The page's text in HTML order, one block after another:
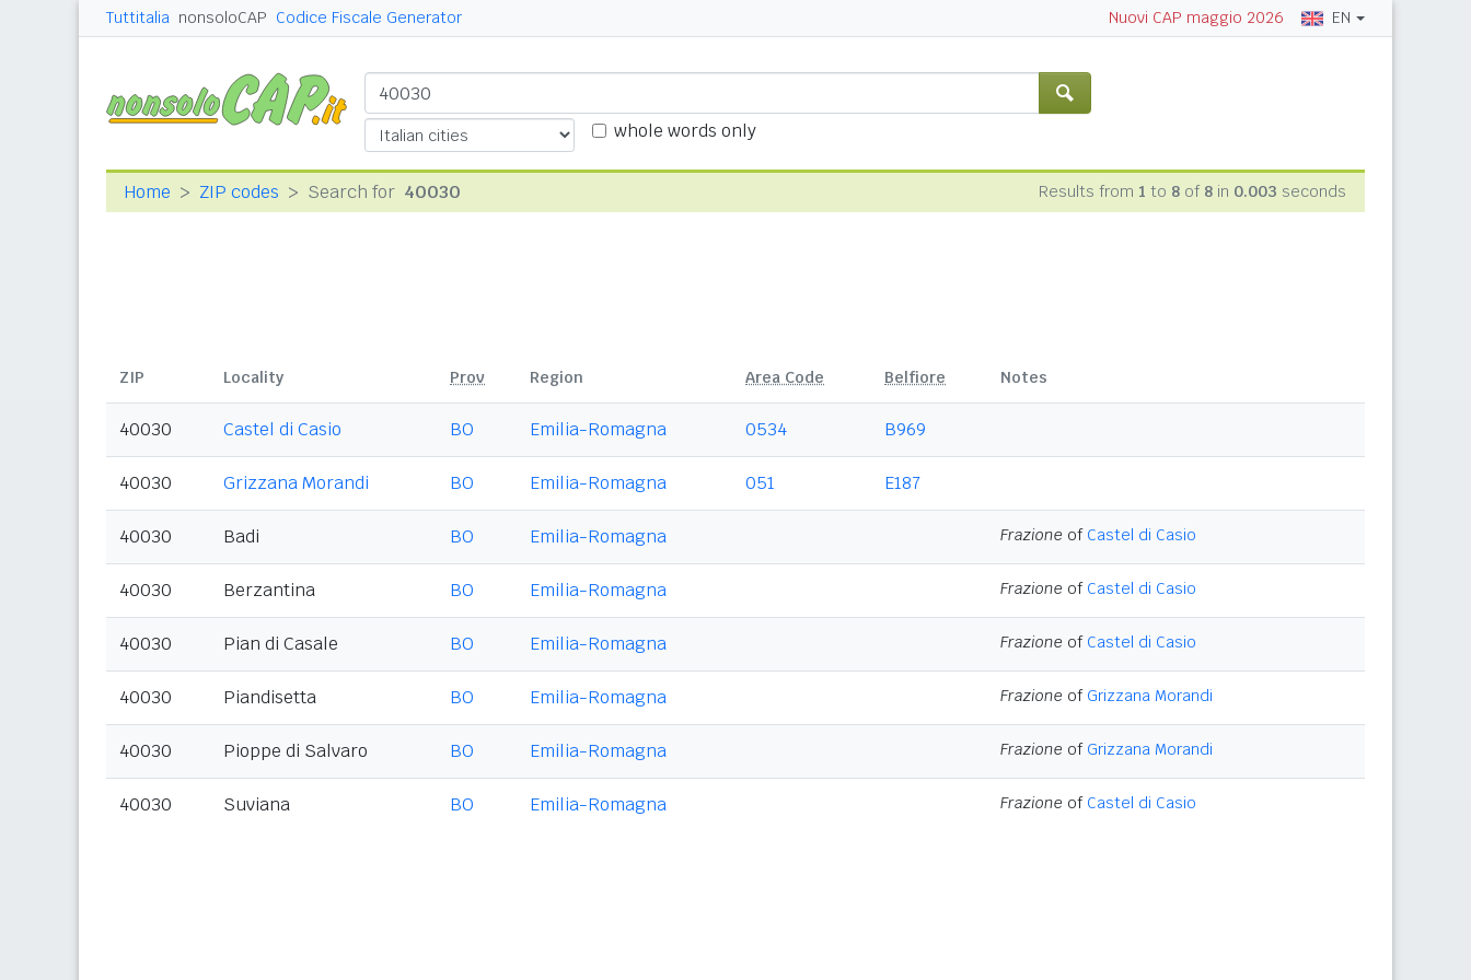
Tuttitalia nonsoloCAP Codice Fiscale Generator Nuovi CAP maggio 2026 EN
whole words only
Home ZIP codes Search for 40030 Results from 1 to 8 of 8 in 0.003 seconds
ZIP Locality Prov Region Area Code Belfiore Notes
40030 Castel di Casio BO Emilia-Romagna 0534 B969
40030 Grizzana Morandi BO Emilia-Romagna 051 E187
40030 Badi BO Emilia-Romagna Frazione of Castel di Casio
40030 Berzantina BO Emilia-Romagna Frazione of Castel di Casio
40030 Pian di Casale BO Emilia-Romagna Frazione of Castel di Casio
40030 Piandisetta BO Emilia-Romagna Frazione of Grizzana Morandi
40030 Pioppe di Salvaro BO Emilia-Romagna Frazione of Grizzana Morandi
40030 Suviana BO Emilia-Romagna Frazione of Castel di Casio